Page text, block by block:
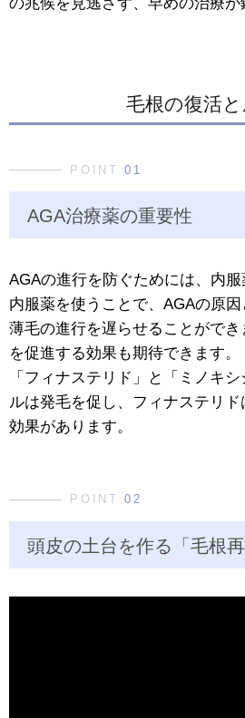
毛根の復活
POINT01
AGA治療薬の重要性
AGAの進行を防ぐためには、内服
内服薬を使うことで、AGAの原因
薄毛の進行を遅らせることがで
を促進する効果も期待できます
「フィナステリド」と「ミノキ
ルは発毛を促し、フィナステリ
効果があります。
POINT02
頭皮の土台を作る「毛根再